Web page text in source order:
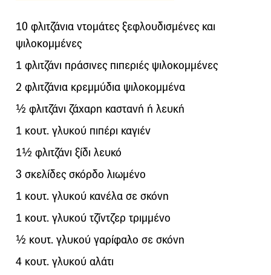
10 φλιτζάνια ντομάτες ξεφλουδισμένες και
ψιλοκομμένες
1 φλιτζάνι πράσινες πιπεριές ψιλοκομμένες
2 φλιτζάνια κρεμμύδια ψιλοκομμένα
½ φλιτζάνι ζάχαρη καστανή ή λευκή
1 κουτ. γλυκού πιπέρι καγιέν
1½ φλιτζάνι ξίδι λευκό
3 σκελίδες σκόρδο λιωμένο
1 κουτ. γλυκού κανέλα σε σκόνη
1 κουτ. γλυκού τζίντζερ τριμμένο
½ κουτ. γλυκού γαρίφαλο σε σκόνη
4 κουτ. γλυκού αλάτι